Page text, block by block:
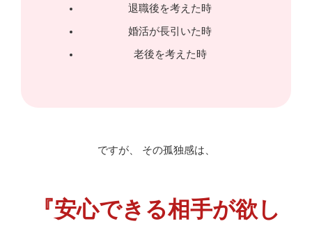
退職後を考えた時
婚活が長引いた時
老後を考えた時
ですが、 その孤独感は、
『安心できる相手が欲し